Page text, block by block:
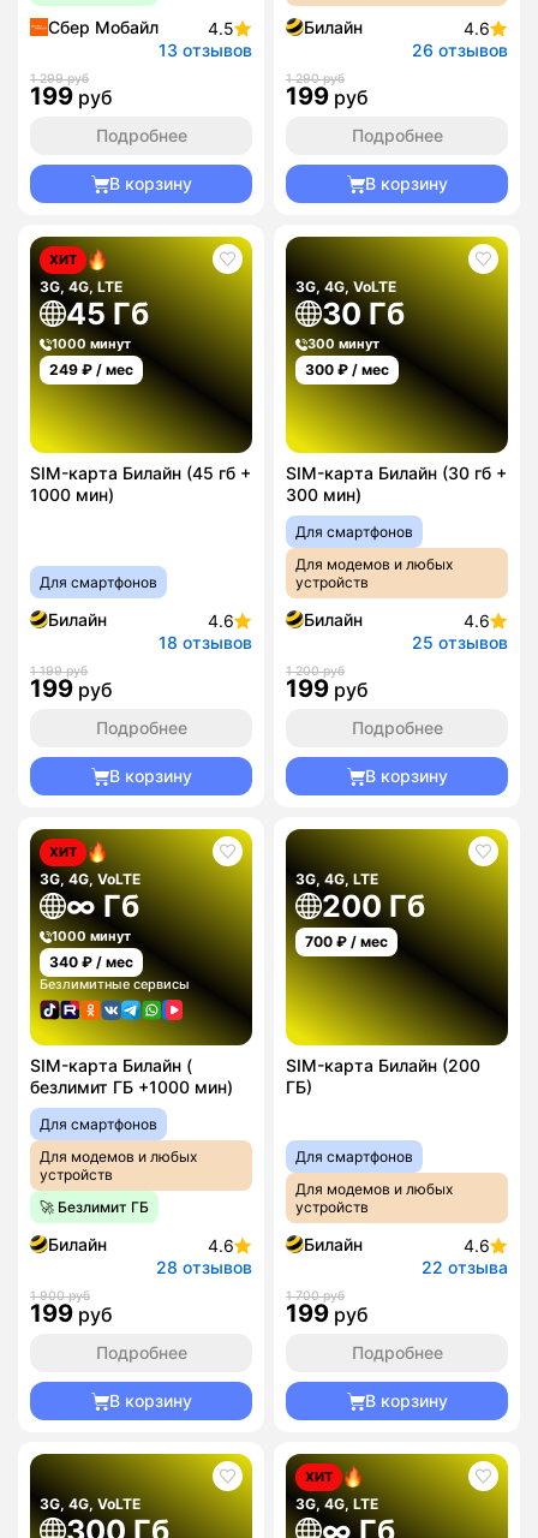
Сбер Мобайл
4.5
13 отзывов
1 299 руб
199 руб
Подробнее
В корзину
Билайн
4.6
26 отзывов
1 290 руб
199 руб
Подробнее
В корзину
ХИТ
3G, 4G, LTE
45 Гб
1000 минут
249 ₽ / мес
SIM-карта Билайн (45 гб +
1000 мин)
Для смартфонов
Билайн
4.6
18 отзывов
1 199 руб
199 руб
Подробнее
В корзину
3G, 4G, VoLTE
30 Гб
300 минут
300 ₽ / мес
SIM-карта Билайн (30 гб +
300 мин)
Для смартфонов
Для модемов и любых
устройств
Билайн
4.6
25 отзывов
1 200 руб
199 руб
Подробнее
В корзину
ХИТ
3G, 4G, VoLTE
∞ Гб
1000 минут
340 ₽ / мес
Безлимитные сервисы
SIM-карта Билайн (
безлимит ГБ +1000 мин)
Для смартфонов
Для модемов и любых
устройств
🚀 Безлимит ГБ
Билайн
4.6
28 отзывов
1 900 руб
199 руб
Подробнее
В корзину
3G, 4G, LTE
200 Гб
700 ₽ / мес
SIM-карта Билайн (200
ГБ)
Для смартфонов
Для модемов и любых
устройств
Билайн
4.6
22 отзыва
1 700 руб
199 руб
Подробнее
В корзину
3G, 4G, VoLTE
300 Гб
ХИТ
3G, 4G, LTE
∞ Гб